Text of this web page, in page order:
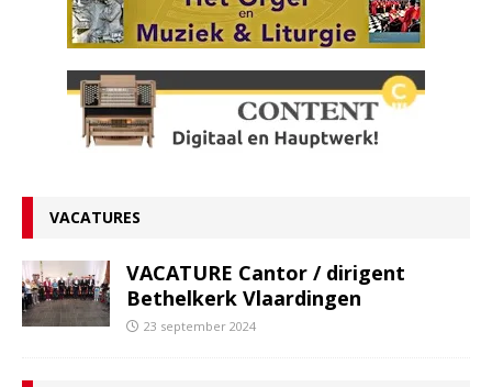
VACATURES
VACATURE Cantor / dirigent
Bethelkerk Vlaardingen
23 september 2024